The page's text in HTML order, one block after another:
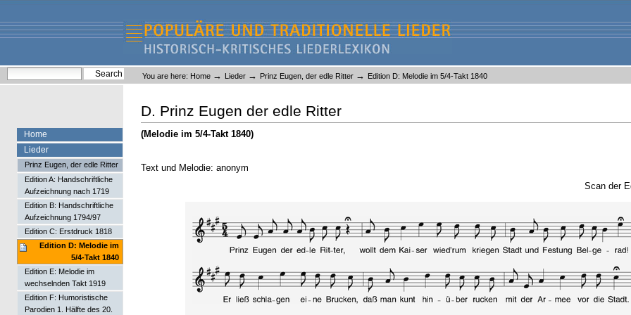
content.
navigation
Liederlexikon
Personal
tools
You are here: Home → Lieder → Prinz Eugen, der edle Ritter → Edition D: Melodie im 5/4-Takt 1840
D. Prinz Eugen der edle Ritter
(Melodie im 5/4-Takt 1840)
Text und Melodie: anonym
Scan der
Home
Lieder
Prinz Eugen, der edle Ritter
Edition A: Handschriftliche
Aufzeichnung nach 1719
Edition B: Handschriftliche
Aufzeichnung 1794/97
Edition C: Erstdruck 1818
Edition D: Melodie im
5/4-Takt 1840
Edition E: Melodie im
wechselnden Takt 1919
Edition F: Humoristische
Parodien 1. Hälfte des 20.